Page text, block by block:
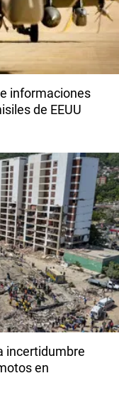
informaciones
de EEUU
incertidumbre
en